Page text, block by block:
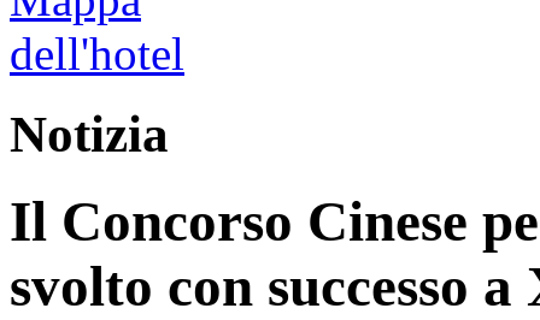
Notizia
Il Concorso Cinese
svolto con successo